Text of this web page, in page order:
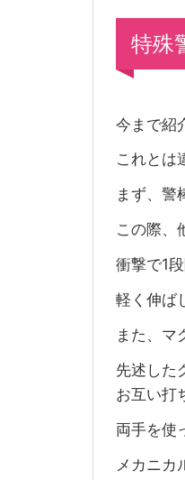
特殊
今まで紹
これとは
まず、警
この際、
衝撃で1
軽く伸ば
また、マ
先述した
お互い打
両手を使
メカニカ